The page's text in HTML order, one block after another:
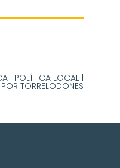
POLÍTICA LOCAL
TORRELODONES